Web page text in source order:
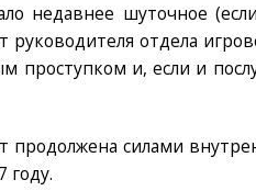
недавнее шуточное
отдела
проступком и, если и
продолжена силами
году.